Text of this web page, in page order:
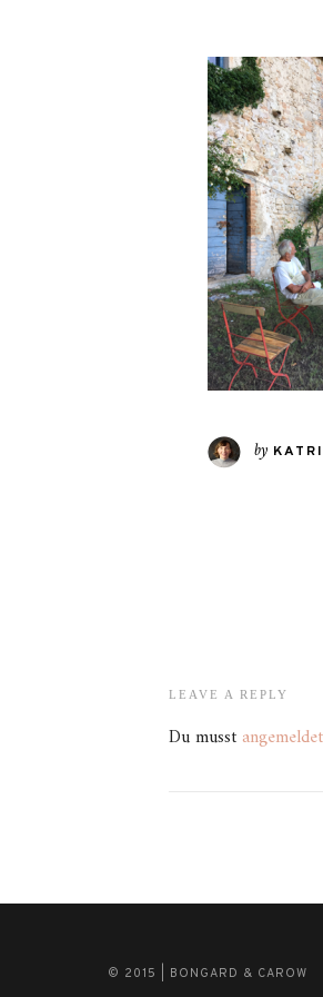
by
LEAVE A REPLY
Du musst angemeldet
© 2015 | BONGARD & CAROW